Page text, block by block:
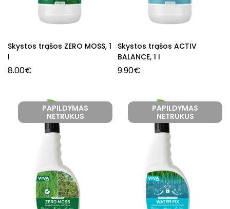
Skystos trąšos ZERO MOSS, 1
l
8.00€
Skystos trąšos ACTIV
BALANCE, 1 l
9.90€
PAPILDYMAS
NETRUKUS
PAPILDYMAS
NETRUKUS